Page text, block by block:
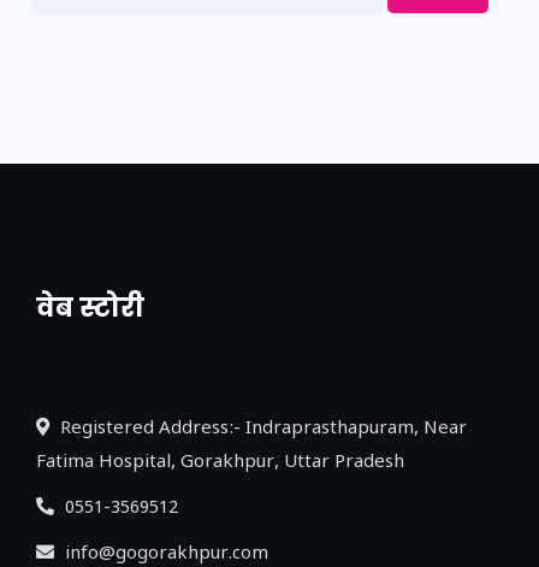
वेब स्टोरी
नया एक्सप्रेसवे: पूर्वांचल का लक, डेवलपमेंट का
Registered Address:- Indraprasthapuram, Near
Fatima Hospital, Gorakhpur, Uttar Pradesh
0551-3569512
info@gogorakhpur.com